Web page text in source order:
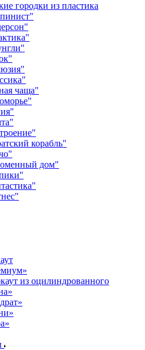
городки из пластика
чаща"
корабль"
дом"
из оцилиндрованного